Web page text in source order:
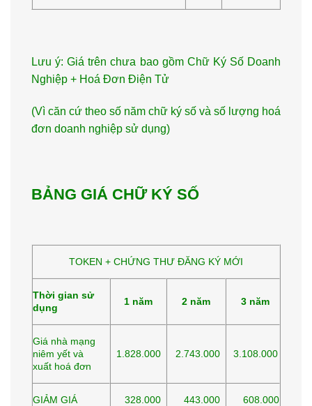
Lưu ý: Giá trên chưa bao gồm Chữ Ký Số Doanh
Nghiệp + Hoá Đơn Điện Tử
(Vì căn cứ theo số năm chữ ký số và số lượng hoá
đơn doanh nghiệp sử dụng)
BẢNG GIÁ CHỮ KÝ SỐ
TOKEN + CHỨNG THƯ ĐĂNG KÝ MỚI
Thời gian sử
dụng
1 năm 2 năm 3 năm
Giá nhà mạng
niêm yết và
xuất hoá đơn
1.828.000 2.743.000 3.108.000
GIẢM GIÁ 328.000 443.000 608.000